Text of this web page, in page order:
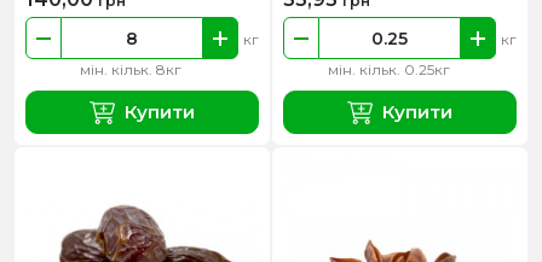
мін. кільк. 8кг
кг
Купити
мін. кільк. 0.25кг
кг
Купити